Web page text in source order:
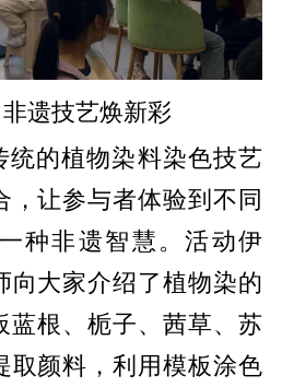
遗技艺焕新彩
统的植物染料染色技艺
，让参与者体验到不同
种非遗智慧。活动伊
向大家介绍了植物染的
根、栀子、茜草、苏
取颜料，利用模板涂色